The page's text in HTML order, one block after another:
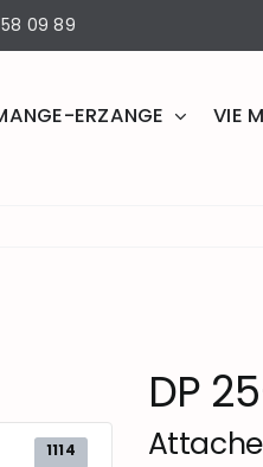
09 89
ERZANGE VIE
1114
DP